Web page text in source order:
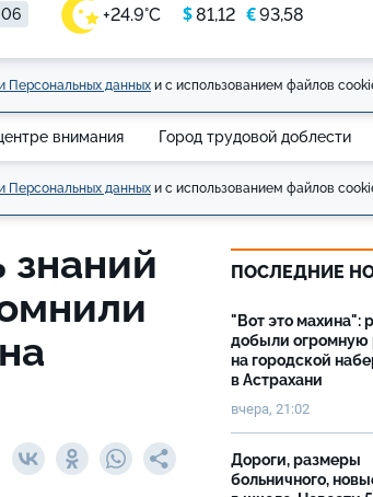
+24.9°C $81,12 €93,58
Персональных данных и с использованием файлов
внимания Город трудовой доблести
Персональных данных и с использованием файлов
знаний
ПОСЛЕДНИЕ
"Вот это махина":
добыли огромную
на городской
в Астрахани
вчера, 21:02
Дороги, размеры
больничного,